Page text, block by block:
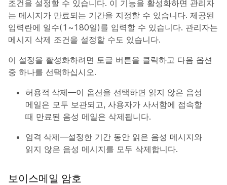
조건을 설정할 수 있습니다. 이 기능을 활성화하면 관리자
는 메시지가 만료되는 기간을 지정할 수 있습니다. 제공된
입력란에 일수(1~180일)를 입력할 수 있습니다. 관리자는
메시지 삭제 조건을 설정할 수도 있습니다.
이 설정을 활성화하려면 토글 버튼을 클릭하고 다음 옵션
중 하나를 선택하십시오.
허용적 삭제—이 옵션을 선택하면 읽지 않은 음성
메일은 모두 보관되고, 사용자가 사서함에 접속할
때 만료된 음성 메일은 삭제됩니다.
엄격 삭제—설정한 기간 동안 읽은 음성 메시지와
읽지 않은 음성 메시지를 모두 삭제합니다.
보이스메일 암호